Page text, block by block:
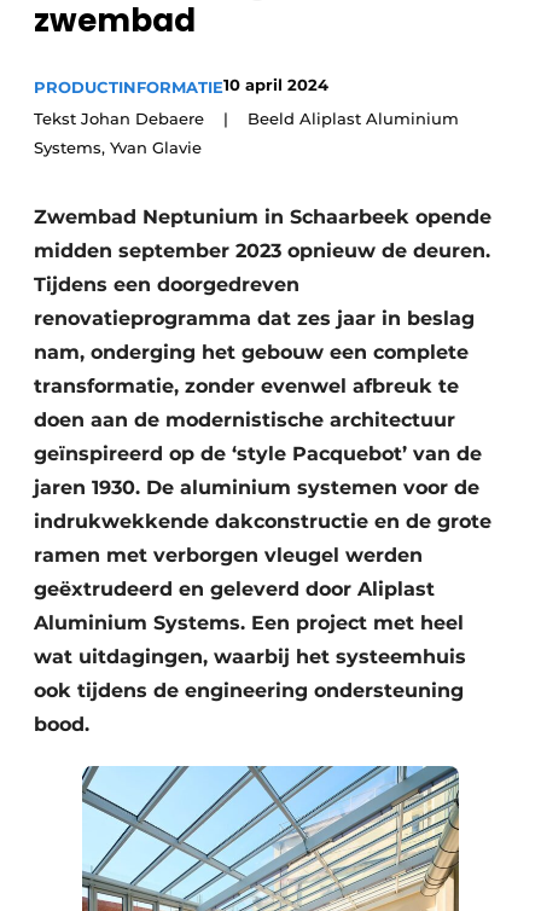
Vacature aanmelden
Video’s
Aanmelden
Beton & Staalbouw
BIM
Evenementen
Dak & Gevel
Houtbouw
Interieurarchitectuur
Keukens
Renovatie
Software
Toegangscontrole
Veiligheid & Opleiding
Zonwering
zwembad
PRODUCTINFORMATIE10 april 2024
Tekst Johan Debaere | Beeld Aliplast Aluminium
Systems, Yvan Glavie
Zwembad Neptunium in Schaarbeek opende
midden september 2023 opnieuw de deuren.
Tijdens een doorgedreven
renovatieprogramma dat zes jaar in beslag
nam, onderging het gebouw een complete
transformatie, zonder evenwel afbreuk te
doen aan de modernistische architectuur
geïnspireerd op de ‘style Pacquebot’ van de
jaren 1930. De aluminium systemen voor de
indrukwekkende dakconstructie en de grote
ramen met verborgen vleugel werden
geëxtrudeerd en geleverd door Aliplast
Aluminium Systems. Een project met heel
wat uitdagingen, waarbij het systeemhuis
ook tijdens de engineering ondersteuning
bood.